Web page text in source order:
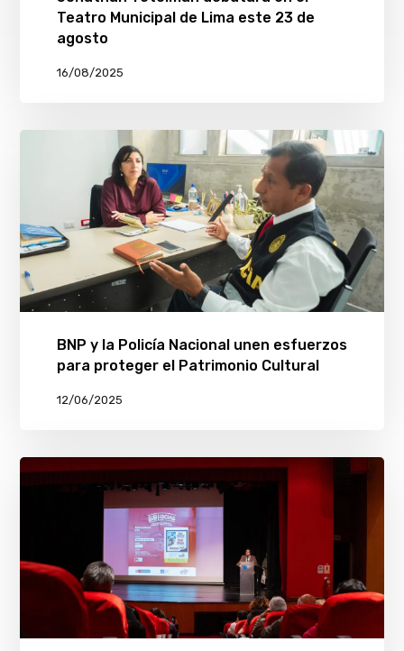
Teatro Municipal de Lima este 23 de
agosto
16/08/2025
BNP y la Policía Nacional unen esfuerzos
para proteger el Patrimonio Cultural
12/06/2025